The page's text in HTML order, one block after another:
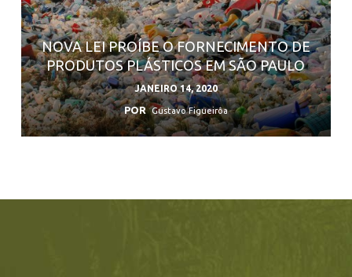
NOVA LEI PROÍBE O FORNECIMENTO DE
PRODUTOS PLÁSTICOS EM SÃO PAULO
JANEIRO 14, 2020
POR Gustavo Figueirôa